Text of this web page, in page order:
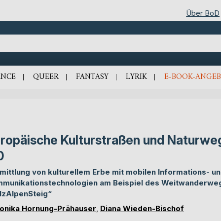
Über BoD
QUEER FANTASY LYRIK E-BOOK-
Kulturstraßen und
von kulturellem Erbe mit mobilen Informations-
am Beispiel des
Hornung-Prähauser Diana Wieden-Bischof